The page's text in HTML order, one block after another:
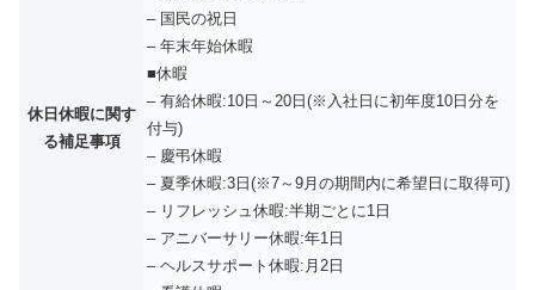
休日休暇に関す
る補足事項
– 国民の祝日
– 年末年始休暇
■休暇
– 有給休暇:10日～20日(※入社日に初年度10日分を
付与)
– 慶弔休暇
– 夏季休暇:3日(※7～9月の期間内に希望日に取得可)
– リフレッシュ休暇:半期ごとに1日
– アニバーサリー休暇:年1日
– ヘルスサポート休暇:月2日